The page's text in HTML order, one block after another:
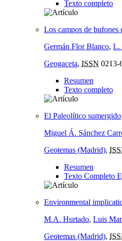
Texto completo
Los campos de
Germán Flor Blanco, L.
Geogaceta, ISSN 0213-
Resumen
Texto completo
El Paleolítico sumergido:
Miguel Á. Sánchez
Geotemas (Madrid),
Resumen
Texto Completo
Environmental
M.A. Hurtado, Luis
Geotemas (Madrid),